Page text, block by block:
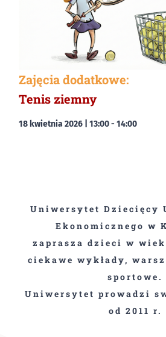
Zajęcia dodatkowe:
Tenis ziemny
18 kwietnia 2026 | 13:00- 14:00
Uniwersytet Dziecięcy
Ekonomicznego w
zaprasza dzieci w
ciekawe wykłady,
sportowe.
Uniwersytet prowadzi
od 2011 r.